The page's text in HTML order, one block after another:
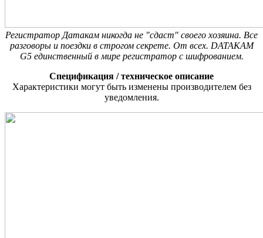
Регистратор Датакам никогда не "сдаст" своего хозяина. Все
разговоры и поездки в строгом секрете. От всех. DATAKAM
G5 единственный в мире регистратор с шифрованием.
Спецификация / техническое описание
Характеристики могут быть изменены производителем без
уведомления.